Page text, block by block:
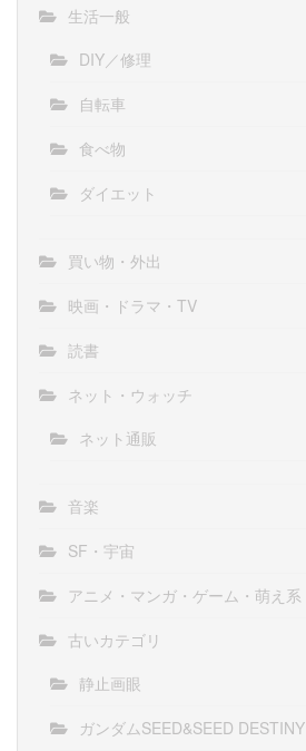
生活一般
DIY／修理
自転車
食べ物
ダイエット
買い物・外出
映画・ドラマ・TV
読書
ネット・ウォッチ
ネット通販
音楽
SF・宇宙
アニメ・マンガ・ゲーム・萌え系
古いカテゴリ
静止画眼
ガンダムSEED&SEED DESTINY